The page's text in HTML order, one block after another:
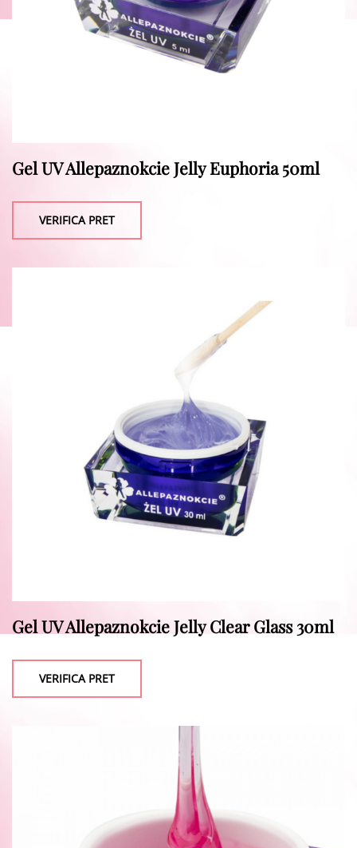
Gel UV Allepaznokcie Jelly Euphoria 50ml
VERIFICA PRET
Gel UV Allepaznokcie Jelly Clear Glass 30ml
VERIFICA PRET